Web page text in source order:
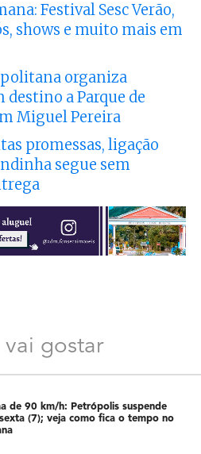
Festival Sesc Verão,
shows e muito mais em
organiza
destino a Parque de
Miguel Pereira
promessas, ligação
segue sem
gostar
de 90 km/h: Petrópolis suspende
(7); veja como fica o tempo no